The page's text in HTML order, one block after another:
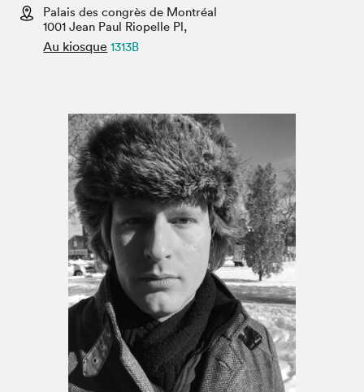
Espace médias
Palais des congrès de Montréal
1001 Jean Paul Riopelle Pl,
Au kiosque 1313B